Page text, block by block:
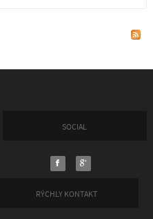
SOCIAL
RÝCHLY KONTAKT